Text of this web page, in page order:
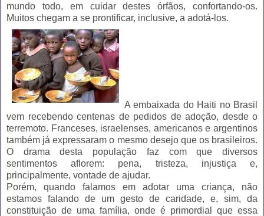
mundo todo, em cuidar destes órfãos, confortando-os.
Muitos chegam a se prontificar, inclusive, a adotá-los.
A embaixada do Haiti no Brasil
vem recebendo centenas de pedidos de adoção, desde o
terremoto. Franceses, israelenses, americanos e argentinos
também já expressaram o mesmo desejo que os brasileiros.
O drama desta população faz com que diversos
sentimentos aflorem: pena, tristeza, injustiça e,
principalmente, vontade de ajudar.
Porém, quando falamos em adotar uma criança, não
estamos falando de um gesto de caridade, e, sim, da
constituição de uma família, onde é primordial que essa